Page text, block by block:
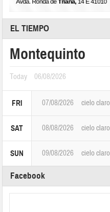
EL TIEMPO
Montequinto
Today 06/08/2026
FRI 07/08/2026 cielo claro
SAT 08/08/2026 cielo claro
SUN 09/08/2026 cielo claro
Facebook